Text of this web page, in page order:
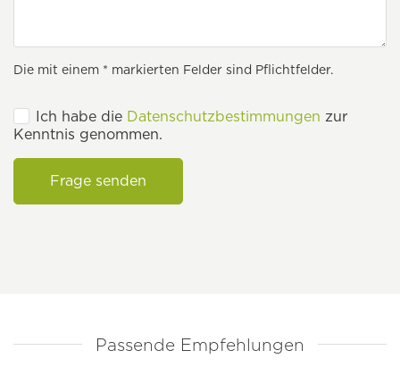
Die mit einem * markierten Felder sind Pflichtfelder.
Ich habe die Datenschutzbestimmungen zur
Kenntnis genommen.
Frage senden
Passende Empfehlungen